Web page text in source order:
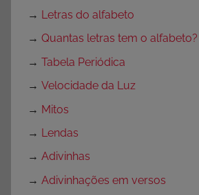
→ Letras do alfabeto
→ Quantas letras tem o alfabeto?
→ Tabela Periódica
→ Velocidade da Luz
→ Mitos
→ Lendas
→ Adivinhas
→ Adivinhações em versos